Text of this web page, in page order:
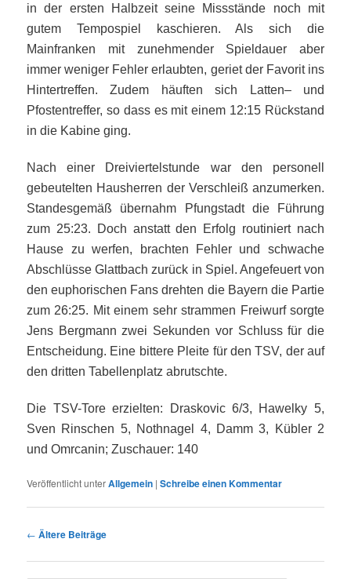
in der ersten Halbzeit seine Missstände noch mit
gutem Tempospiel kaschieren. Als sich die
Mainfranken mit zunehmender Spieldauer aber
immer weniger Fehler erlaubten, geriet der Favorit ins
Hintertreffen. Zudem häuften sich Latten– und
Pfostentreffer, so dass es mit einem 12:15 Rückstand
in die Kabine ging.
Nach einer Dreiviertelstunde war den personell
gebeutelten Hausherren der Verschleiß anzumerken.
Standesgemäß übernahm Pfungstadt die Führung
zum 25:23. Doch anstatt den Erfolg routiniert nach
Hause zu werfen, brachten Fehler und schwache
Abschlüsse Glattbach zurück in Spiel. Angefeuert von
den euphorischen Fans drehten die Bayern die Partie
zum 26:25. Mit einem sehr strammen Freiwurf sorgte
Jens Bergmann zwei Sekunden vor Schluss für die
Entscheidung. Eine bittere Pleite für den TSV, der auf
den dritten Tabellenplatz abrutschte.
Die TSV-Tore erzielten: Draskovic 6/3, Hawelky 5,
Sven Rinschen 5, Nothnagel 4, Damm 3, Kübler 2
und Omrcanin; Zuschauer: 140
Veröffentlicht unterAllgemein |Schreibe einen Kommentar
Beitragsnavigation
← Ältere Beiträge